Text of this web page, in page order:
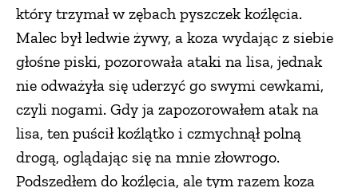
który trzymał w zębach pyszczek koźlęcia.
Malec był ledwie żywy, a koza wydając z siebie
głośne piski, pozorowała ataki na lisa, jednak
nie odważyła się uderzyć go swymi cewkami,
czyli nogami. Gdy ja zapozorowałem atak na
lisa, ten puścił koźlątko i czmychnął polną
drogą, oglądając się na mnie złowrogo.
Podszedłem do koźlęcia, ale tym razem koza